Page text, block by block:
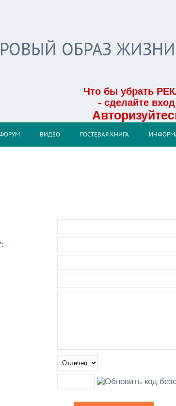
ОБРАЗ ЖИЗНИ
Что бы убрать
- сделайте
ВИДЕО ГОСТЕВАЯ КНИГА
: